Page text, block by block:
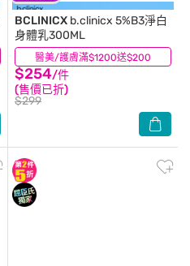
醫美/護膚滿$1200送$200
BCLINICX b.clinicx 5%B3淨白
身體乳300ML
$254/件
(售價已折)
$299
(19)